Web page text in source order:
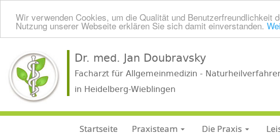
Wir verwenden Cookies, um die Qualität und
Nutzung unserer Webseite erklären Sie sich damit einverstanden.
Dr. med. Jan Doubravsky
Facharzt für Allgemeinmedizin -
in Heidelberg-Wieblingen
Startseite Praxisteam Die Praxis